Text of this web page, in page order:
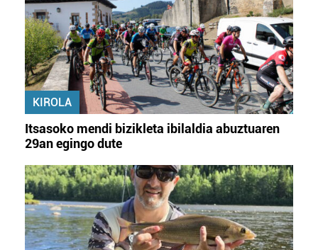
KIROLA
Itsasoko mendi bizikleta ibilaldia abuztuaren
29an egingo dute